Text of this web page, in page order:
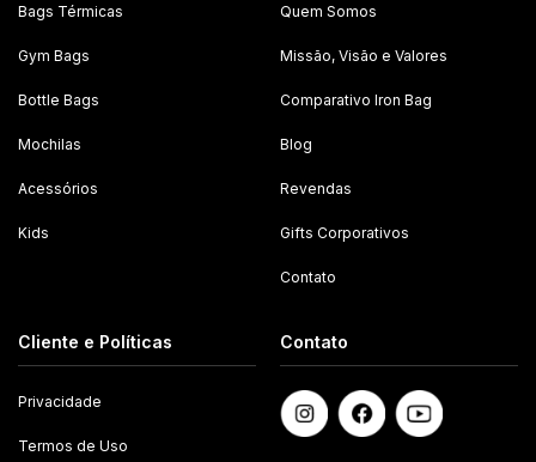
Bags Térmicas
Gym Bags
Bottle Bags
Mochilas
Acessórios
Kids
Quem Somos
Missão, Visão e Valores
Comparativo Iron Bag
Blog
Revendas
Gifts Corporativos
Contato
Cliente e Políticas
Privacidade
Termos de Uso
Contato